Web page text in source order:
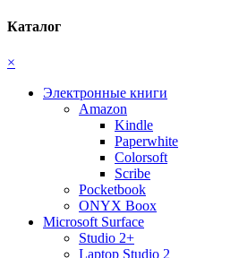
Каталог
×
Электронные книги
Amazon
Kindle
Paperwhite
Colorsoft
Scribe
Pocketbook
ONYX Boox
Microsoft Surface
Studio 2+
Laptop Studio 2